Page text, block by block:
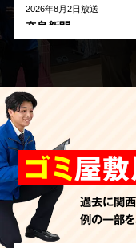
2026年8月2日放送
奈良新聞
2026年8月1日放送
2026年7月27日放送
AbemaTV
2026年7月24日放送
朝日新聞
2026年7月10日放送
季刊「宗教問題」
2026年7月10日放送
東洋経済オンライン
ゴミ屋
過去に関
例の一部を